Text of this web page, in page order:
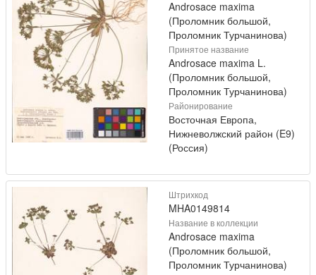
Androsace maxima
(Проломник большой,
Проломник Турчанинова)
Принятое название
Androsace maxima L.
(Проломник большой,
Проломник Турчанинова)
Районирование
Восточная Европа,
Нижневолжский район (E9)
(Россия)
Штрихкод
MHA0149814
Название в коллекции
Androsace maxima
(Проломник большой,
Проломник Турчанинова)